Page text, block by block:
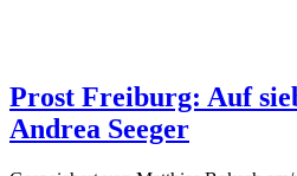
Prost Freiburg: Auf
Andrea Seeger